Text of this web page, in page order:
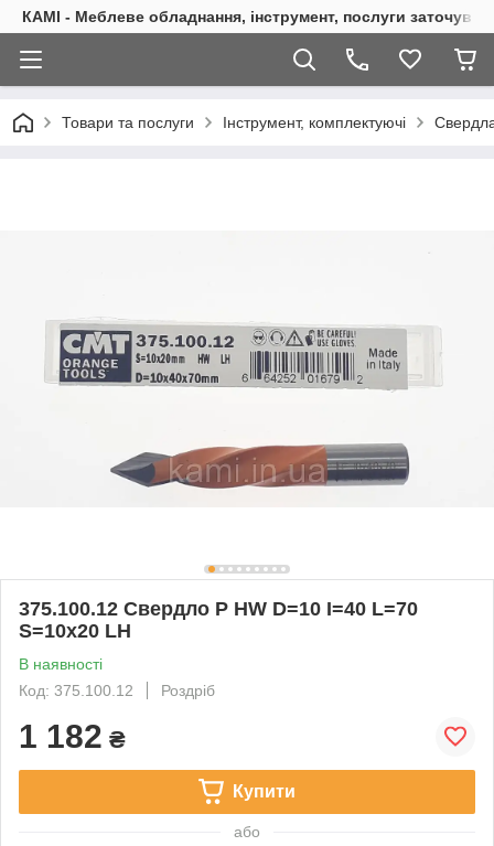
КАМІ - Меблеве обладнання, інструмент, послуги
Товари та послуги Інструмент, комплектуючі
375.100.12 Свердло P HW D=10 I=40 L=70
S=10x20 LH
В наявності
Код: 375.100.12
Роздріб
1 182 ₴
Купити
або